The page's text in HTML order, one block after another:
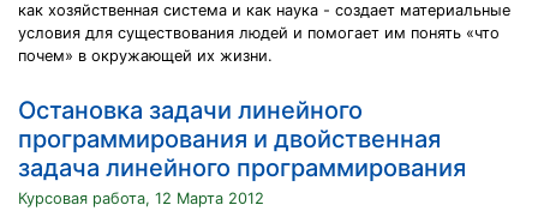
как хозяйственная система и как наука - создает материальные
условия для существования людей и помогает им понять «что
почем» в окружающей их жизни.
Остановка задачи линейного
программирования и двойственная
задача линейного программирования
Курсовая работа, 12 Марта 2012